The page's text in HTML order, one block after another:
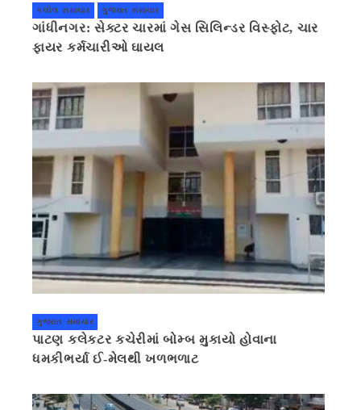
કલોલ સમાચાર ગુજરાત સમાચાર
ગાંધીનગર: સેક્ટર ચારમાં ગેસ સિલિન્ડર વિસ્ફોટ, ચાર
ફાયર કર્મચારીઓ ઘાયલ
ગુજરાત સમાચાર
પાટણ કલેકટર કચેરીમાં બોમ્બ મુકાયો હોવાના
ધમકીભર્યા ઈ-મેલથી ખળભળાટ